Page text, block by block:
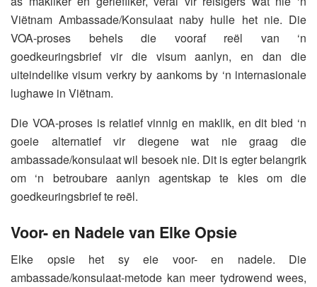
Viëtnam Ambassade/Konsulaat naby hulle het nie. Die
VOA-proses behels die vooraf reël van ‘n
goedkeuringsbrief vir die visum aanlyn, en dan die
uiteindelike visum verkry by aankoms by ‘n internasionale
lughawe in Viëtnam.
Die VOA-proses is relatief vinnig en maklik, en dit bied ‘n
goeie alternatief vir diegene wat nie graag die
ambassade/konsulaat wil besoek nie. Dit is egter belangrik
om ‘n betroubare aanlyn agentskap te kies om die
goedkeuringsbrief te reël.
Voor- en Nadele van Elke Opsie
Elke opsie het sy eie voor- en nadele. Die
ambassade/konsulaat-metode kan meer tydrowend wees,